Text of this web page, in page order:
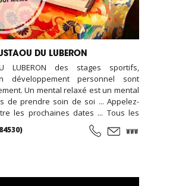
DU LUBERON
LUBERON des stages sportifs,
développement personnel sont
Un mental relaxé est un mental
de prendre soin de soi ... Appelez-
les prochaines dates ... Tous les
dans un cadre naturel et
du Luberon ... Un havre de paix en